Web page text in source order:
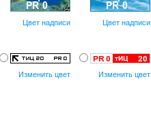
Цвет надписи Цвет надписи
Изменить цвет Изменить цвет